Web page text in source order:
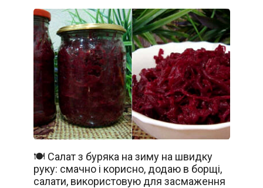
🍽️ Салат з буряка на зиму на швидку
руку: смачно і корисно, додаю в борщі,
салати, використовую для засмаження